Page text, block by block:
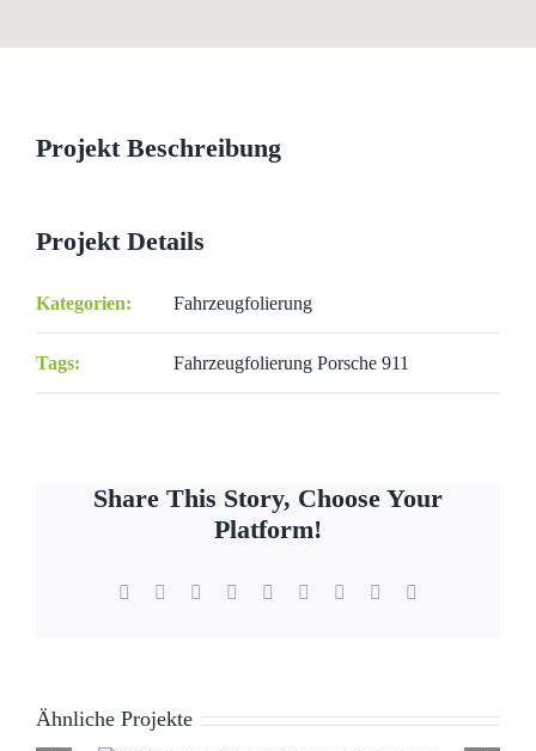
Projekt Beschreibung
Projekt Details
Kategorien: Fahrzeugfolierung
Tags: Fahrzeugfolierung Porsche 911
Share This Story, Choose Your
Platform!
Facebook Reddit LinkedInWhatsApp
TumblrPinterest
Ähnliche Projekte